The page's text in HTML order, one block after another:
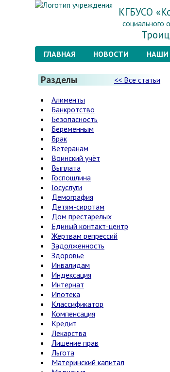
КГБУСО
социального
ГЛАВНАЯ НОВОСТИ НАШИ
Разделы << Все статьи
Алименты
Банкротство
Безопасность
Беременным
Брак
Ветеранам
Воинский учёт
Выплата
Госпошлина
Госуслуги
Демография
Детям-сиротам
Дом престарелых
Единый контакт-центр
Жертвам репрессий
Задолженность
Здоровье
Инвалидам
Индексация
Интернат
Ипотека
Классификатор
Компенсация
Кредит
Лекарства
Лишение прав
Льгота
Материнский капитал